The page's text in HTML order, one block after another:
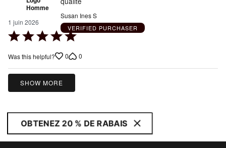
Homme
1 juin 2026
Rated
out
of
Susan Ines S
VERIFIED PURCHASER
Was this helpful? 0 0
SHOW MORE
OBTENEZ 20 % DE RABAIS